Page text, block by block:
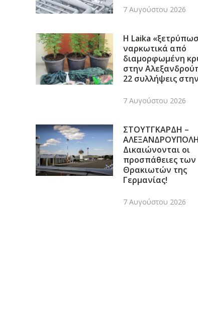
7 Αυγούστου 2026
Η Laika
ναρκωτικά από
διαμορφωμένη
στην
22 συλλήψεις
7 Αυγούστου 2026
ΣΤΟΥΤΓΚΑΡΔΗ –
Δικαιώνονται οι
προσπάθειες των
Θρακιωτών της
Γερμανίας!
7 Αυγούστου 2026